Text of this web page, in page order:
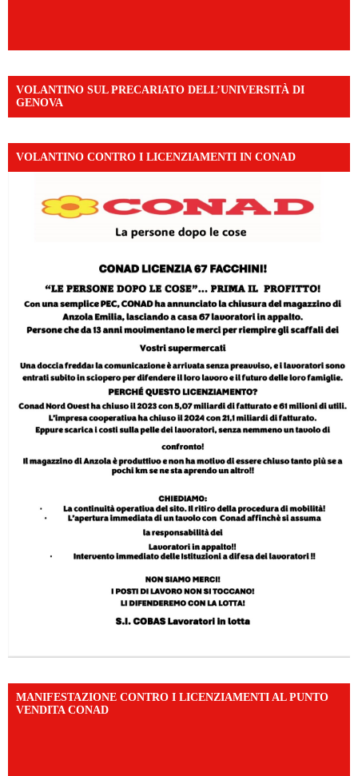
VOLANTINO SUL PRECARIATO DELL’UNIVERSITÀ DI
GENOVA
VOLANTINO CONTRO I LICENZIAMENTI IN CONAD
MANIFESTAZIONE CONTRO I LICENZIAMENTI AL PUNTO
VENDITA CONAD